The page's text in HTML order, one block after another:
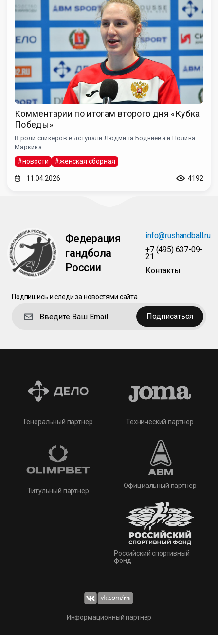
Комментарии по итогам второго дня «Кубка
Победы»
В роли спикеров выступали Людмила Бодниева и Полина
Маркина
#новости #женская сборная
11.04.2026 4192
Федерация
гандбола
России
info@rushandball.ru
+7 (495) 637-09-
21
Контакты
Подпишись и следи за новостями сайта
Подписаться
Генеральный партнер
Титульный партнер
Технический партнер
Официальный партнер
Российский спортивный
фонд
Информационный партнер